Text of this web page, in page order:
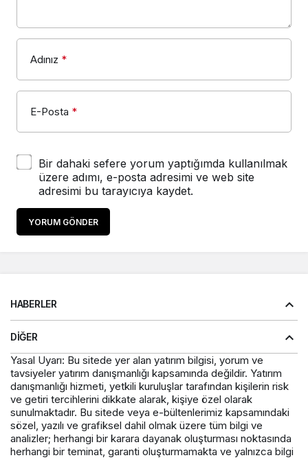
Adınız *
E-Posta *
Bir dahaki sefere yorum yaptığımda kullanılmak
üzere adımı, e-posta adresimi ve web site
adresimi bu tarayıcıya kaydet.
YORUM GÖNDER
HABERLER
DIĞER
Yasal Uyarı: Bu sitede yer alan yatırım bilgisi, yorum ve
tavsiyeler yatırım danışmanlığı kapsamında değildir. Yatırım
danışmanlığı hizmeti, yetkili kuruluşlar tarafından kişilerin risk
ve getiri tercihlerini dikkate alarak, kişiye özel olarak
sunulmaktadır. Bu sitede veya e-bültenlerimiz kapsamındaki
sözel, yazılı ve grafiksel dahil olmak üzere tüm bilgi ve
analizler; herhangi bir karara dayanak oluşturması noktasında
herhangi bir teminat, garanti oluşturmamakta ve yalnızca bilgi